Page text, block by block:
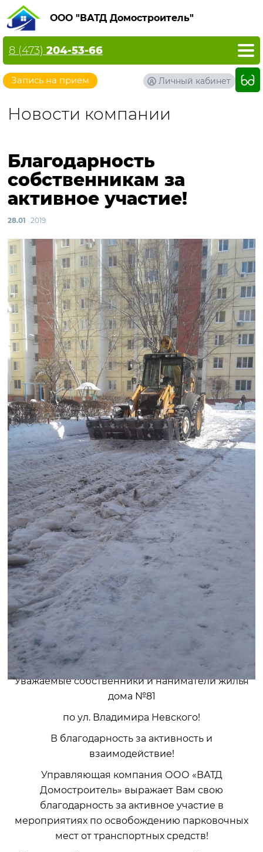
ООО "ВАТД Домостроитель"
Запись на прием
8 (473) 204-53-66
Личный кабинет
Новости компании
Благодарность
собственникам за
активное участие!
28.01 2019
Уважаемые собственники и наниматели жилья
дома №81
по ул. Владимира Невского!
В благодарность за активность и
взаимодействие!
Управляющая компания ООО «ВАТД
Домостроитель» выражает Вам свою
благодарность за активное участие в
мероприятиях по освобождению парковочных
мест от транспортных средств!